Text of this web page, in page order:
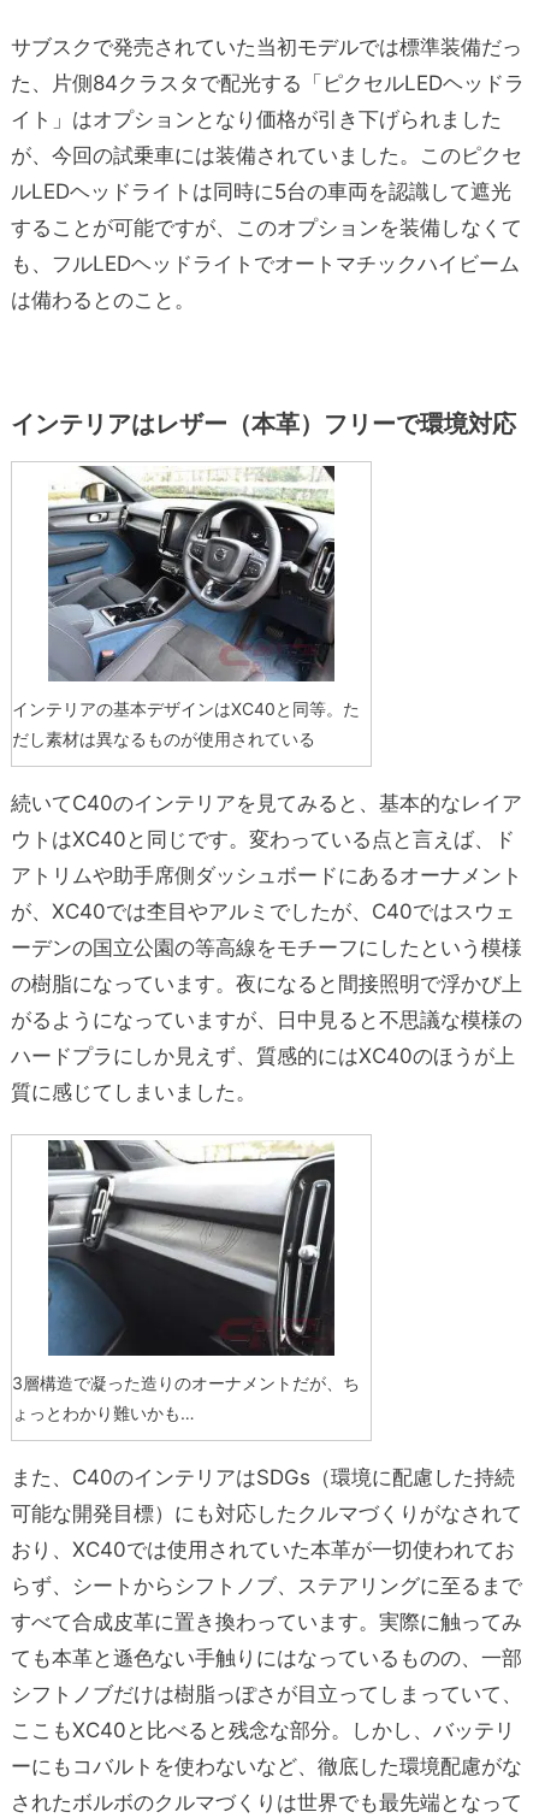
サブスクで発売されていた当初モデルでは標準装備だっ
た、片側84クラスタで配光する「ピクセルLEDヘッドラ
イト」はオプションとなり価格が引き下げられました
が、今回の試乗車には装備されていました。このピクセ
ルLEDヘッドライトは同時に5台の車両を認識して遮光
することが可能ですが、このオプションを装備しなくて
も、フルLEDヘッドライトでオートマチックハイビーム
は備わるとのこと。
インテリアはレザー（本革）フリーで環境対応
インテリアの基本デザインはXC40と同等。た
だし素材は異なるものが使用されている
続いてC40のインテリアを見てみると、基本的なレイア
ウトはXC40と同じです。変わっている点と言えば、ド
アトリムや助手席側ダッシュボードにあるオーナメント
が、XC40では杢目やアルミでしたが、C40ではスウェ
ーデンの国立公園の等高線をモチーフにしたという模様
の樹脂になっています。夜になると間接照明で浮かび上
がるようになっていますが、日中見ると不思議な模様の
ハードプラにしか見えず、質感的にはXC40のほうが上
質に感じてしまいました。
3層構造で凝った造りのオーナメントだが、ち
ょっとわかり難いかも…
また、C40のインテリアはSDGs（環境に配慮した持続
可能な開発目標）にも対応したクルマづくりがなされて
おり、XC40では使用されていた本革が一切使われてお
らず、シートからシフトノブ、ステアリングに至るまで
すべて合成皮革に置き換わっています。実際に触ってみ
ても本革と遜色ない手触りにはなっているものの、一部
シフトノブだけは樹脂っぽさが目立ってしまっていて、
ここもXC40と比べると残念な部分。しかし、バッテリ
ーにもコバルトを使わないなど、徹底した環境配慮がな
されたボルボのクルマづくりは世界でも最先端となって